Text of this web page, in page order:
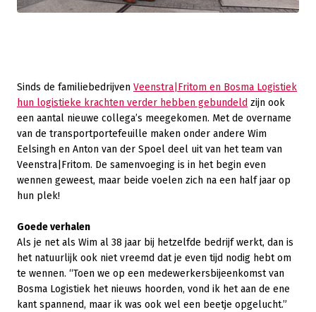
Sinds de familiebedrijven Veenstra|Fritom en Bosma Logistiek
hun logistieke krachten verder hebben gebundeld zijn ook
een aantal nieuwe collega’s meegekomen. Met de overname
van de transportportefeuille maken onder andere Wim
Eelsingh en Anton van der Spoel deel uit van het team van
Veenstra|Fritom. De samenvoeging is in het begin even
wennen geweest, maar beide voelen zich na een half jaar op
hun plek!
Goede verhalen
Als je net als Wim al 38 jaar bij hetzelfde bedrijf werkt, dan is
het natuurlijk ook niet vreemd dat je even tijd nodig hebt om
te wennen. “Toen we op een medewerkersbijeenkomst van
Bosma Logistiek het nieuws hoorden, vond ik het aan de ene
kant spannend, maar ik was ook wel een beetje opgelucht.”